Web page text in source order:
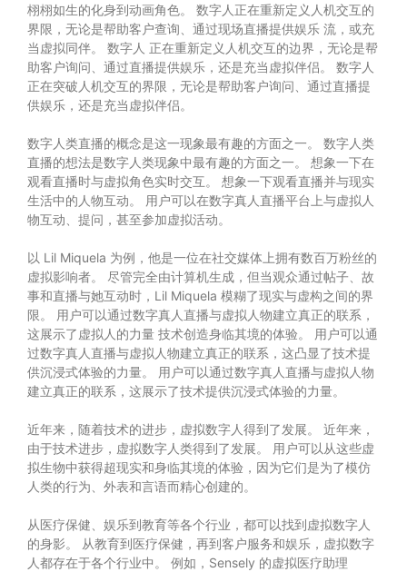
栩栩如生的化身到动画角色。 数字人正在重新定义人机交互的
界限，无论是帮助客户查询、通过现场直播提供娱乐 流，或充
当虚拟同伴。 数字人 正在重新定义人机交互的边界，无论是帮
助客户询问、通过直播提供娱乐，还是充当虚拟伴侣。 数字人
正在突破人机交互的界限，无论是帮助客户询问、通过直播提
供娱乐，还是充当虚拟伴侣。
数字人类直播的概念是这一现象最有趣的方面之一。 数字人类
直播的想法是数字人类现象中最有趣的方面之一。 想象一下在
观看直播时与虚拟角色实时交互。 想象一下观看直播并与现实
生活中的人物互动。 用户可以在数字真人直播平台上与虚拟人
物互动、提问，甚至参加虚拟活动。
以 Lil Miquela 为例，他是一位在社交媒体上拥有数百万粉丝的
虚拟影响者。 尽管完全由计算机生成，但当观众通过帖子、故
事和直播与她互动时，Lil Miquela 模糊了现实与虚构之间的界
限。 用户可以通过数字真人直播与虚拟人物建立真正的联系，
这展示了虚拟人的力量 技术创造身临其境的体验。 用户可以通
过数字真人直播与虚拟人物建立真正的联系，这凸显了技术提
供沉浸式体验的力量。 用户可以通过数字真人直播与虚拟人物
建立真正的联系，这展示了技术提供沉浸式体验的力量。
近年来，随着技术的进步，虚拟数字人得到了发展。 近年来，
由于技术进步，虚拟数字人类得到了发展。 用户可以从这些虚
拟生物中获得超现实和身临其境的体验，因为它们是为了模仿
人类的行为、外表和言语而精心创建的。
从医疗保健、娱乐到教育等各个行业，都可以找到虚拟数字人
的身影。 从教育到医疗保健，再到客户服务和娱乐，虚拟数字
人都存在于各个行业中。 例如，Sensely 的虚拟医疗助理